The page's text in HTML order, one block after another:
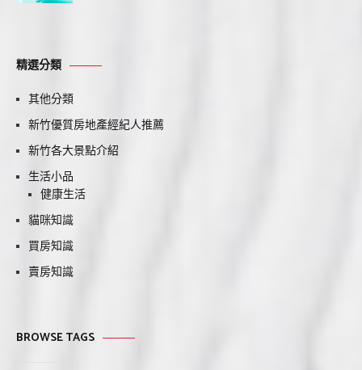
精選分類
其他分類
新竹優質房地產經紀人推薦
新竹各大景點介紹
生活小品
健康生活
貓咪知識
買房知識
賣房知識
BROWSE TAGS